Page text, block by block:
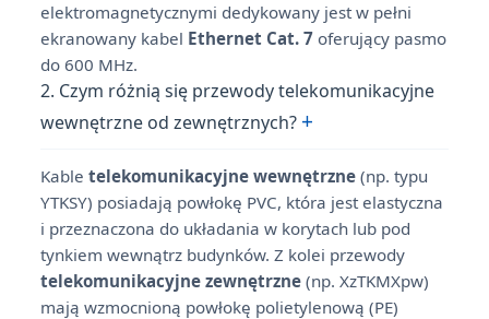
elektromagnetycznymi dedykowany jest w pełni
ekranowany kabel Ethernet Cat. 7 oferujący pasmo
do 600 MHz.
2. Czym różnią się przewody telekomunikacyjne
wewnętrzne od zewnętrznych? +
Kable telekomunikacyjne wewnętrzne (np. typu
YTKSY) posiadają powłokę PVC, która jest elastyczna
i przeznaczona do układania w korytach lub pod
tynkiem wewnątrz budynków. Z kolei przewody
telekomunikacyjne zewnętrzne (np. XzTKMXpw)
mają wzmocnioną powłokę polietylenową (PE)